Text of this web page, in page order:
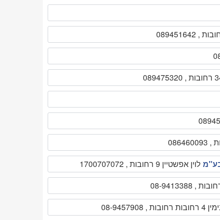
לוין אפשטיין 9 רחובות , 1700707072
, 08-9457908